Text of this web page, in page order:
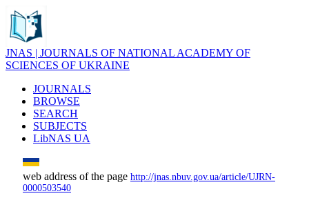
JNAS | JOURNALS OF NATIONAL ACADEMY OF
SCIENCES OF UKRAINE
JOURNALS
BROWSE
SEARCH
SUBJECTS
LibNAS UA
web address of the page http://jnas.nbuv.gov.ua/article/UJRN-
0000503540